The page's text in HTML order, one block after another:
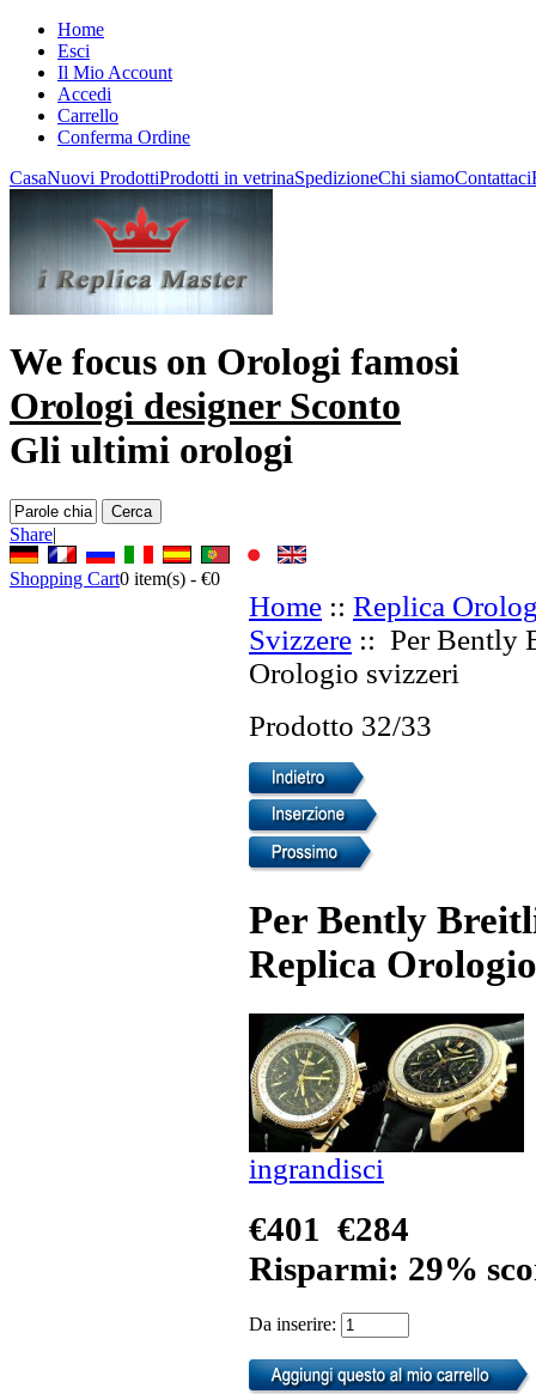
Home
Esci
Il Mio Account
Accedi
Carrello
Conferma Ordine
CasaNuovi ProdottiProdotti in vetrinaSpedizioneChi siamoContattaci
We focus on Orologi famosi
Orologi designer Sconto
Gli ultimi orologi
Share|
Shopping Cart0 item(s) - €0
Home :: Replica
Svizzere :: Per Bently
Orologio svizzeri
Prodotto 32/33
Per Bently
Replica
ingrandisci
€401 €284
Risparmi: 29%
Da inserire: